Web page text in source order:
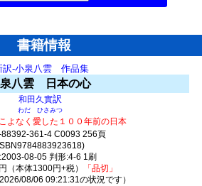
書籍情報
訳-小泉八雲 作品集
八雲 日本の心
和田久實訳
わだ ひさみつ
よなく愛した１００年前の日本
88392-361-4 C0093 256頁
08-05 判形:4-6 1刷
（本体1300円+税）
「品切」
08/06 09:21:31の状況です）